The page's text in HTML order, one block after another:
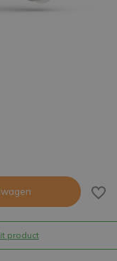
product